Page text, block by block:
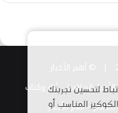
الأخبار الرياضية أراء وكتاب
– أهم الأخبار
لتحسين تجربتك
المناسب أو